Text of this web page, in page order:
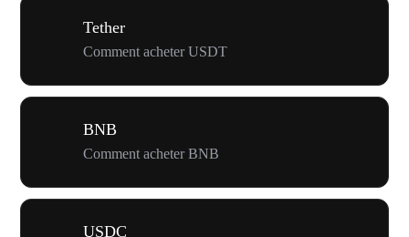
Tether
Comment acheter USDT
BNB
Comment acheter BNB
USDC